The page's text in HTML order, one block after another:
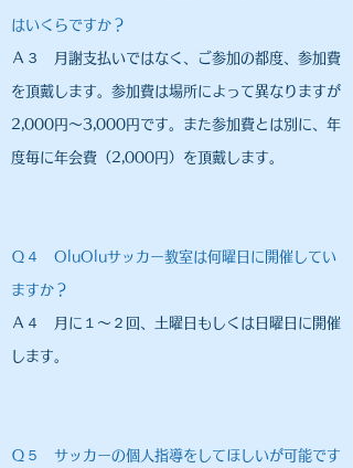
はいくらですか？
Ａ３ ​月謝支払いではなく、ご参加の都度、参加費
を頂戴します。参加費は場所によって異なりますが
2,000円～3,000円です。また参加費とは別に、年
度毎に年会費（2,000円）を頂戴します。
Ｑ４ OluOluサッカー教室は何曜日に開催してい
ますか？
​Ａ４ 月に１～２回、土曜日もしくは日曜日に開催
します。
Ｑ５ サッカーの個人指導をしてほしいが可能です